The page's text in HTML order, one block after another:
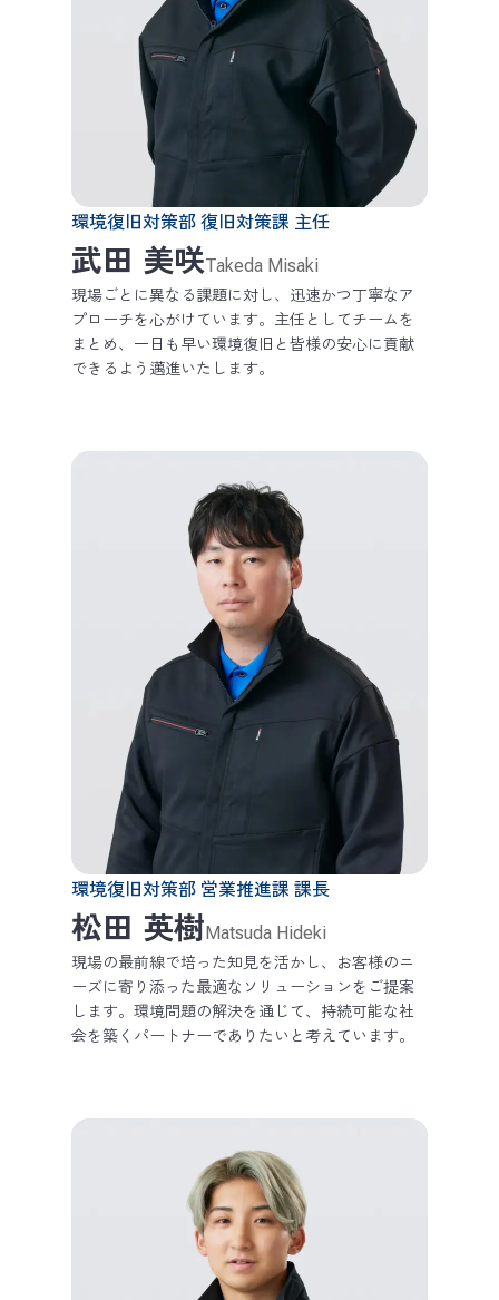
環境復旧対策部 復旧対策課 主任
武田 美咲Takeda Misaki
現場ごとに異なる課題に対し、迅速かつ丁寧なア
プローチを心がけています。主任としてチームを
まとめ、一日も早い環境復旧と皆様の安心に貢献
できるよう邁進いたします。
環境復旧対策部 営業推進課 課長
松田 英樹 Matsuda Hideki
現場の最前線で培った知見を活かし、お客様のニ
ーズに寄り添った最適なソリューションをご提案
します。環境問題の解決を通じて、持続可能な社
会を築くパートナーでありたいと考えています。